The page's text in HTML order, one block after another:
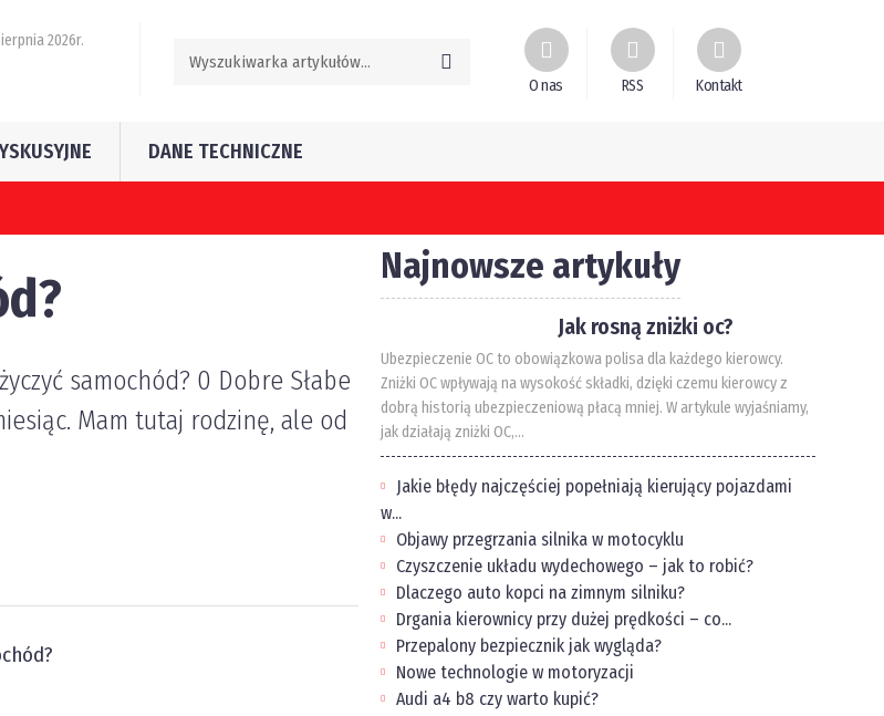
2026r.
O nas RSS Kontakt
DANE TECHNICZNE
samochód? 0 Dobre Słabe
Mam tutaj rodzinę, ale od
Najnowsze artykuły
Jak rosną zniżki oc?
Ubezpieczenie OC to obowiązkowa polisa dla każdego kierowcy.
Zniżki OC wpływają na wysokość składki, dzięki czemu kierowcy z
dobrą historią ubezpieczeniową płacą mniej. W artykule wyjaśniamy,
jak działają zniżki OC,...
Jakie błędy najczęściej popełniają kierujący pojazdami
w...
Objawy przegrzania silnika w motocyklu
Czyszczenie układu wydechowego – jak to robić?
Dlaczego auto kopci na zimnym silniku?
Drgania kierownicy przy dużej prędkości – co...
Przepalony bezpiecznik jak wygląda?
Nowe technologie w motoryzacji
Audi a4 b8 czy warto kupić?